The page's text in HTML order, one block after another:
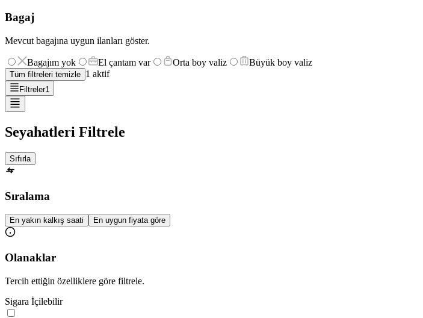
Bagaj
Mevcut bagajına uygun ilanları göster.
Bagajım yok El çantam var Orta boy valiz Büyük boy valiz
Tüm filtreleri temizle 1 aktif
Filtreler1
Seyahatleri Filtrele
Sıfırla
Sıralama
En yakın kalkış saati En uygun fiyata göre
Olanaklar
Tercih ettiğin özelliklere göre filtrele.
Sigara İçilebilir